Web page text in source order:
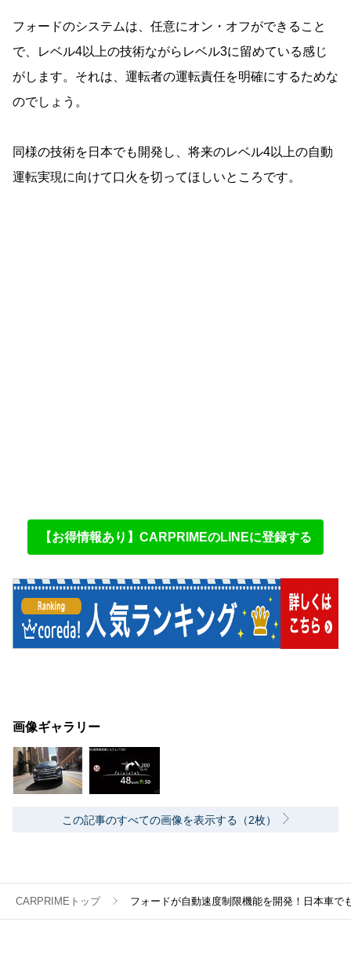
フォードのシステムは、任意にオン・オフができること
で、レベル4以上の技術ながらレベル3に留めている感じ
がします。それは、運転者の運転責任を明確にするためな
のでしょう。
同様の技術を日本でも開発し、将来のレベル4以上の自動
運転実現に向けて口火を切ってほしいところです。
【お得情報あり】CARPRIMEのLINEに登録する
画像ギャラリー
この記事のすべての画像を表示する（2枚）
CARPRIMEトップ フォードが自動速度制限機能を開発！日本車で